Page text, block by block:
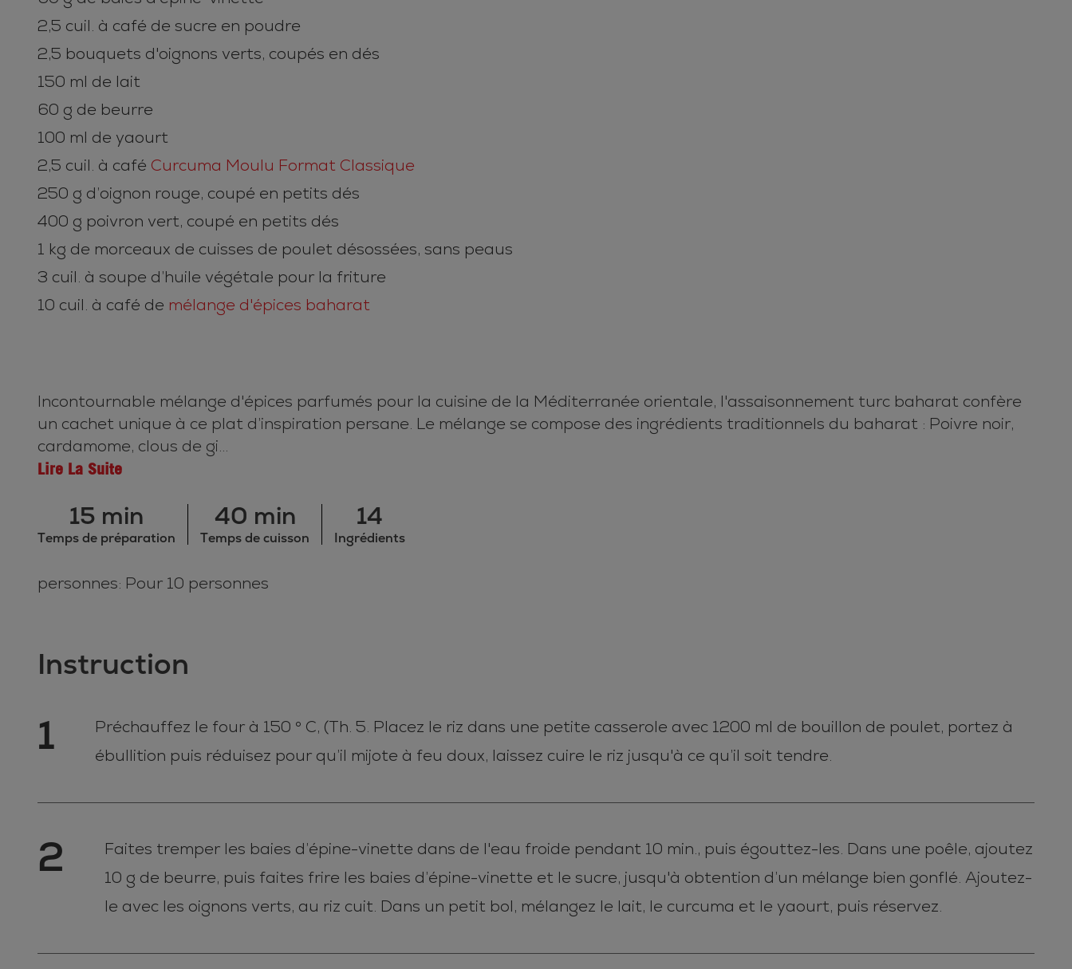
2,5 cuil. à café de sucre en poudre
2,5 bouquets d'oignons verts, coupés en dés
150 ml de lait
60 g de beurre
100 ml de yaourt
2,5 cuil. à café Curcuma Moulu Format Classique
250 g d’oignon rouge, coupé en petits dés
400 g poivron vert, coupé en petits dés
1 kg de morceaux de cuisses de poulet désossées, sans peaus
3 cuil. à soupe d’huile végétale pour la friture
10 cuil. à café de mélange d'épices baharat
Incontournable mélange d'épices parfumés pour la cuisine de la Méditerranée orientale, l'assaisonnement turc baharat confère
un cachet unique à ce plat d’inspiration persane. Le mélange se compose des ingrédients traditionnels du baharat : Poivre noir,
cardamome, clous de gi...
Lire La Suite
15 min
Temps de préparation
40 min
Temps de cuisson
14
Ingrédients
personnes: Pour 10 personnes
Instruction
1
Préchauffez le four à 150 ° C, (Th. 5. Placez le riz dans une petite casserole avec 1200 ml de bouillon de poulet, portez à
ébullition puis réduisez pour qu’il mijote à feu doux, laissez cuire le riz jusqu'à ce qu’il soit tendre.
2
Faites tremper les baies d’épine-vinette dans de l'eau froide pendant 10 min., puis égouttez-les. Dans une poêle, ajoutez
10 g de beurre, puis faites frire les baies d’épine-vinette et le sucre, jusqu'à obtention d’un mélange bien gonflé. Ajoutez-
le avec les oignons verts, au riz cuit. Dans un petit bol, mélangez le lait, le curcuma et le yaourt, puis réservez.